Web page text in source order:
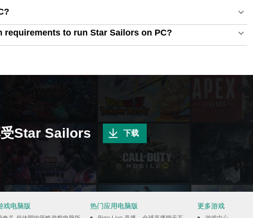
requirements to run Star Sailors on PC?
Star Sailors 下载
戏电脑版 热门应用电脑版 更多游戏